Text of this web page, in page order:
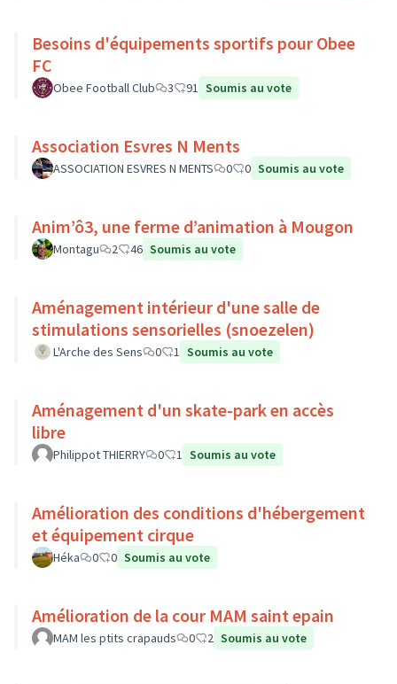
Besoins d'équipements sportifs pour Obee
FC
Obee Football Club 3 91 Soumis au vote
Association Esvres N Ments
ASSOCIATION ESVRES N MENTS 0 0 Soumis au vote
Anim’ô3, une ferme d’animation à Mougon
Montagu 2 46 Soumis au vote
Aménagement intérieur d'une salle de
stimulations sensorielles (snoezelen)
L'Arche des Sens 0 1 Soumis au vote
Aménagement d'un skate-park en accès
libre
Philippot THIERRY 0 1 Soumis au vote
Amélioration des conditions d'hébergement
et équipement cirque
Héka 0 0 Soumis au vote
Amélioration de la cour MAM saint epain
MAM les ptits crapauds 0 2 Soumis au vote